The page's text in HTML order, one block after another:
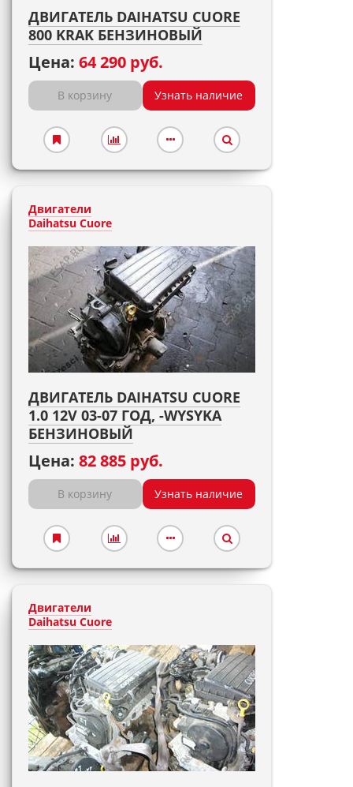
ДВИГАТЕЛЬ DAIHATSU CUORE
800 KRAK БЕНЗИНОВЫЙ
Цена: 64 290 руб.
В корзину Узнать наличие
Двигатели
Daihatsu Cuore
ДВИГАТЕЛЬ DAIHATSU CUORE
1.0 12V 03-07 ГОД, -WYSYKA
БЕНЗИНОВЫЙ
Цена: 82 885 руб.
В корзину Узнать наличие
Двигатели
Daihatsu Cuore